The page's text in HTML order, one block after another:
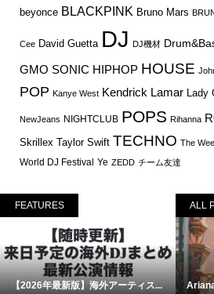
beyonce BLACKPINK Bruno Mars
Cee David Guetta DJ DJ機材
GMO SONIC HIPHOP HOUSE
POP Kanye West Kendrick Lamar Lady
NewJeans NIGHTCLUB POPS Rihanna
Skrillex Taylor Swift TECHNO The
World DJ Festival Ye ZEDD チーム友達
FEATURES
【2026年最新版】海外アーティス...
ALL